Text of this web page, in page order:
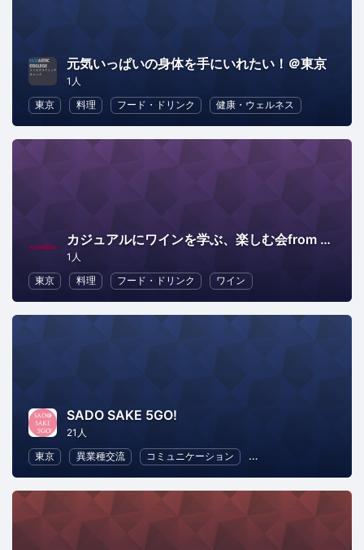
元気いっぱいの身体を手にいれたい！＠東京
1人
東京
料理 フード・ドリンク 健康・ウェルネス
カジュアルにワインを学ぶ、楽しむ会from Wamilliar-ワミリア-
1人
東京
料理 フード・ドリンク ワイン
SADO SAKE 5GO!
21人
東京
異業種交流 コミュニケーション フード・ドリンク